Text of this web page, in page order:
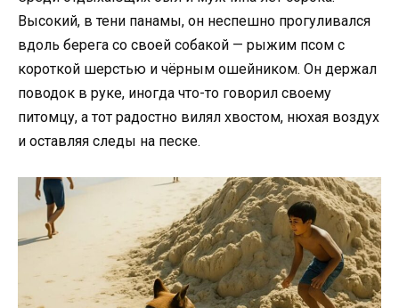
Высокий, в тени панамы, он неспешно прогуливался
вдоль берега со своей собакой — рыжим псом с
короткой шерстью и чёрным ошейником. Он держал
поводок в руке, иногда что-то говорил своему
питомцу, а тот радостно вилял хвостом, нюхая воздух
и оставляя следы на песке.